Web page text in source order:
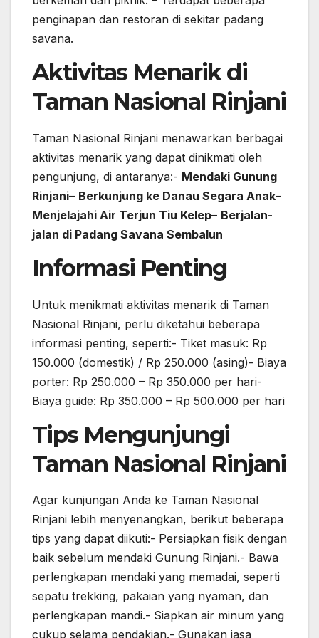
penginapan dan restoran di sekitar padang
savana.
Aktivitas Menarik di
Taman Nasional Rinjani
Taman Nasional Rinjani menawarkan berbagai
aktivitas menarik yang dapat dinikmati oleh
pengunjung, di antaranya:- Mendaki Gunung
Rinjani– Berkunjung ke Danau Segara Anak–
Menjelajahi Air Terjun Tiu Kelep– Berjalan-
jalan di Padang Savana Sembalun
Informasi Penting
Untuk menikmati aktivitas menarik di Taman
Nasional Rinjani, perlu diketahui beberapa
informasi penting, seperti:- Tiket masuk: Rp
150.000 (domestik) / Rp 250.000 (asing)- Biaya
porter: Rp 250.000 – Rp 350.000 per hari-
Biaya guide: Rp 350.000 – Rp 500.000 per hari
Tips Mengunjungi
Taman Nasional Rinjani
Agar kunjungan Anda ke Taman Nasional
Rinjani lebih menyenangkan, berikut beberapa
tips yang dapat diikuti:- Persiapkan fisik dengan
baik sebelum mendaki Gunung Rinjani.- Bawa
perlengkapan mendaki yang memadai, seperti
sepatu trekking, pakaian yang nyaman, dan
perlengkapan mandi.- Siapkan air minum yang
cukup selama pendakian.- Gunakan jasa